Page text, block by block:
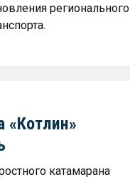
регионального
«Котлин»
катамарана